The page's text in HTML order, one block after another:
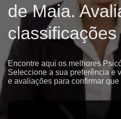
de Maia.
classificações
Encontre aqui os melhores
Seleccione a sua preferência e
e avaliações para confirmar